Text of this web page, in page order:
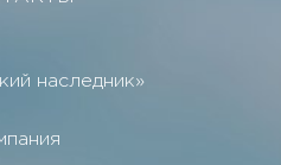
наследник»